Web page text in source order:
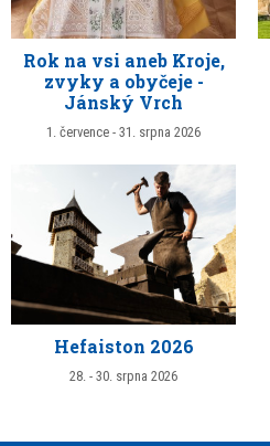
Rok na vsi aneb Kroje,
zvyky a obyčeje -
Jánský Vrch
1. července - 31. srpna 2026
Hefaiston 2026
28. - 30. srpna 2026